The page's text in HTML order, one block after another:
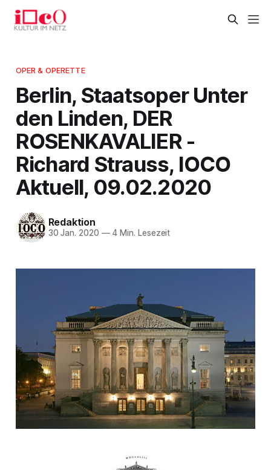
OPER & OPERETTE
Berlin, Staatsoper Unter
den Linden, DER
ROSENKAVALIER -
Richard Strauss, IOCO
Aktuell, 09.02.2020
Redaktion
30 Jan. 2020 —4 Min. Lesezeit